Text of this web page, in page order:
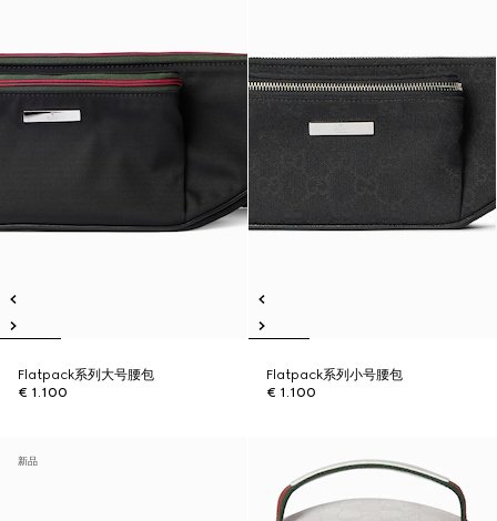
Flatpack系列大号腰包
€ 1.100
Flatpack系列小号腰包
€ 1.100
新品